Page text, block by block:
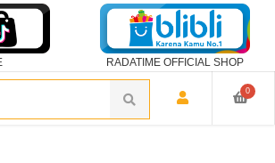
RADATIME OFFICIAL SHOP
0